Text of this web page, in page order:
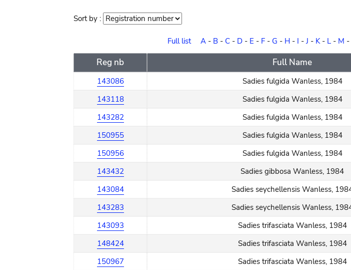
Sort by : Sort
Full list
A- B- C- D- E - F- G - H- I -J - K- L- M -
Reg nb Full Name
143086 Sadies fulgida Wanless, 1984
143118
Sadies fulgida Wanless, 1984
143282
Sadies fulgida Wanless, 1984
150955
Sadies fulgida Wanless, 1984
150956
Sadies fulgida Wanless, 1984
143432
Sadies gibbosa Wanless, 1984
143084
Sadies seychellensis Wanless,
143283
Sadies seychellensis Wanless,
143093
Sadies trifasciata Wanless, 1984
148424
Sadies trifasciata Wanless, 1984
150967
Sadies trifasciata Wanless, 1984